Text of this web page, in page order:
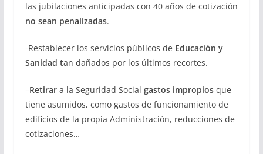
las jubilaciones anticipadas con 40 años de cotización
no sean penalizadas.
-Restablecer los servicios públicos de Educación y
Sanidad tan dañados por los últimos recortes.
–Retirara la Seguridad Social gastos impropiosque
tiene asumidos, como gastos de funcionamiento de
edificios de la propia Administración, reducciones de
cotizaciones…